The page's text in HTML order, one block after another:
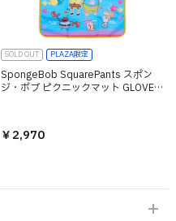
SOLD OUT PLAZA限定
SpongeBob SquarePants スポン
ジ・ボブ ピクニックマット GLOVE
￥2,970